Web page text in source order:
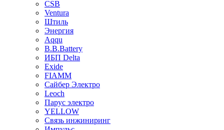
CSB
Ventura
Штиль
Энергия
Aqqu
B.B.Bаttery
ИБП Delta
Exide
FIAMM
Сайбер Электро
Leoch
Парус электро
YELLOW
Связь инжиниринг